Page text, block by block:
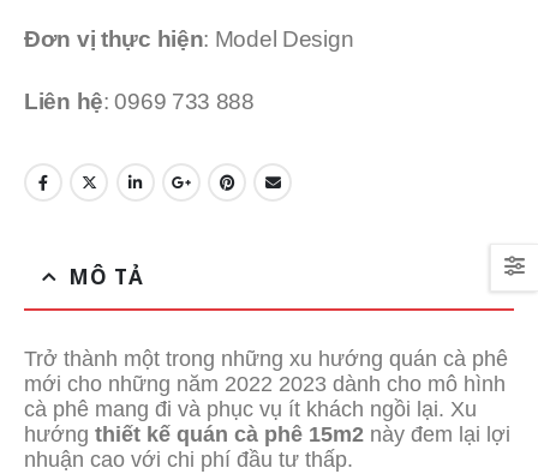
Đơn vị thực hiện: Model Design
Liên hệ: 0969 733 888
MÔ TẢ
Trở thành một trong những xu hướng quán cà phê
mới cho những năm 2022 2023 dành cho mô hình
cà phê mang đi và phục vụ ít khách ngồi lại. Xu
hướng thiết kế quán cà phê 15m2 này đem lại lợi
nhuận cao với chi phí đầu tư thấp.